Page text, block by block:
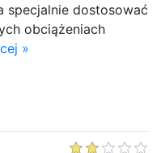
specjalnie dostosować
obciążeniach
»